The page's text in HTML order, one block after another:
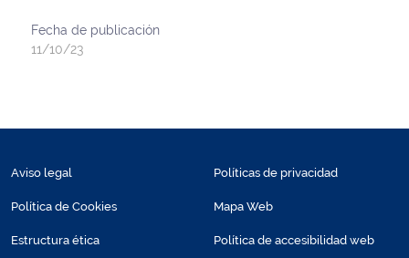
Fecha de publicación
11/10/23
Aviso legal
Política de Cookies
Estructura ética
Políticas de privacidad
Mapa Web
Política de accesibilidad web